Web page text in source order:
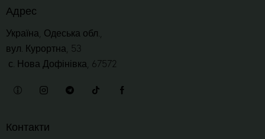
Адрес
Україна, Одеська обл.,
вул. Курортна, 53
с. Нова Дофінівка, 67572
Контакти